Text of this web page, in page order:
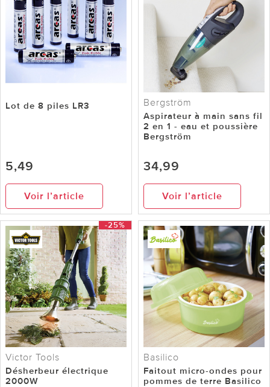
Lot de 8 piles LR3
5,49
Voir l’article
Bergström
Aspirateur à main sans fil
2 en 1 - eau et poussière
Bergström
34,99
Voir l’article
-25%
Victor Tools
Désherbeur électrique
2000W
Basilico
Faitout micro-ondes pour
pommes de terre Basilico